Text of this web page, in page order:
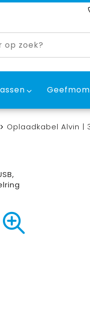
Oplaadkabel Alvin |